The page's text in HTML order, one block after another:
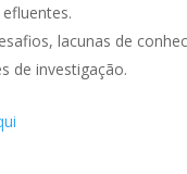
lacunas de
de investigação.